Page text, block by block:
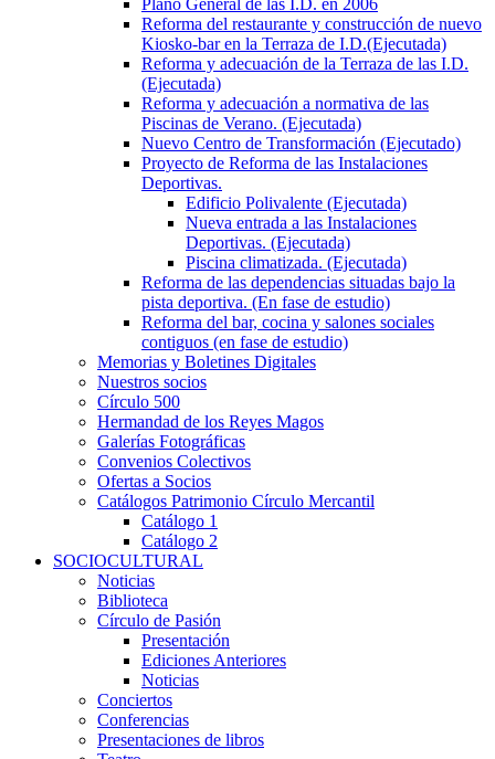
Plano General de las I.D. en 2006
Reforma del restaurante y construcción de nuevo
Kiosko-bar en la Terraza de I.D.(Ejecutada)
Reforma y adecuación de la Terraza de las I.D.
(Ejecutada)
Reforma y adecuación a normativa de las
Piscinas de Verano. (Ejecutada)
Nuevo Centro de Transformación (Ejecutado)
Proyecto de Reforma de las Instalaciones
Deportivas.
Edificio Polivalente (Ejecutada)
Nueva entrada a las Instalaciones
Deportivas. (Ejecutada)
Piscina climatizada. (Ejecutada)
Reforma de las dependencias situadas bajo la
pista deportiva. (En fase de estudio)
Reforma del bar, cocina y salones sociales
contiguos (en fase de estudio)
Memorias y Boletines Digitales
Nuestros socios
Círculo 500
Hermandad de los Reyes Magos
Galerías Fotográficas
Convenios Colectivos
Ofertas a Socios
Catálogos Patrimonio Círculo Mercantil
Catálogo 1
Catálogo 2
SOCIOCULTURAL
Noticias
Biblioteca
Círculo de Pasión
Presentación
Ediciones Anteriores
Noticias
Conciertos
Conferencias
Presentaciones de libros